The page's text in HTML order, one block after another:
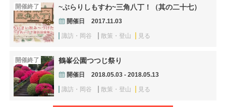
開催終了 ~ぶらりしもすわ~三角八丁！（其の二十七）
開催日 2017.11.03
諏訪・岡谷 散策・登山 見る
開催終了 鶴峯公園つつじ祭り
開催日 2018.05.03 - 2018.05.13
諏訪・岡谷 散策・登山 見る